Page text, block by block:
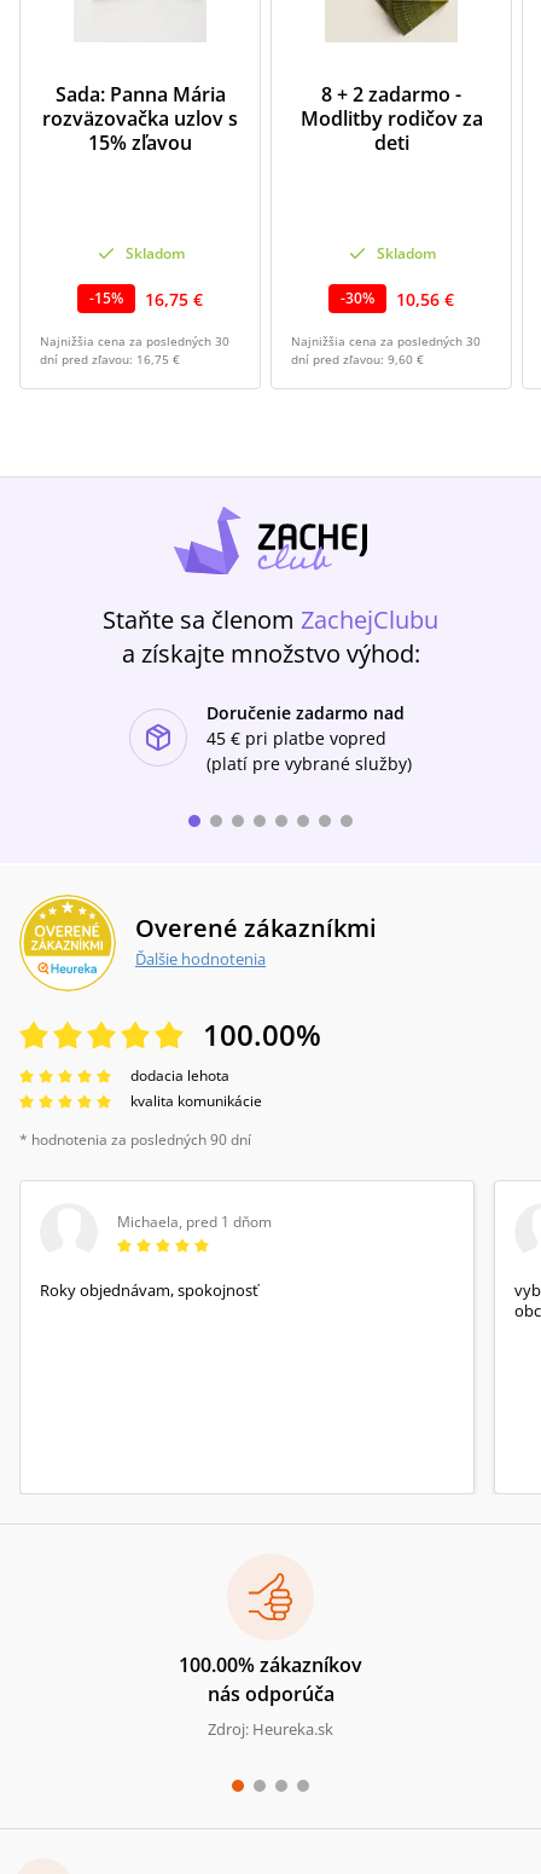
Sada: Panna Mária
rozväzovačka uzlov s
15% zľavou
Skladom
-15% 16,75 €
Najnižšia cena za posledných 30
dní pred zľavou: 16,75 €
8 + 2 zadarmo -
Modlitby rodičov za
deti
Skladom
-30% 10,56 €
Najnižšia cena za posledných 30
dní pred zľavou: 9,60 €
Staňte sa členom ZachejClubu
a získajte množstvo výhod:
Doručenie zadarmo nad
45 € pri platbe vopred
(platí pre vybrané služby)
Overené zákazníkmi
Ďalšie hodnotenia
100.00%
dodacia lehota
kvalita komunikácie
* hodnotenia za posledných 90 dní
Michaela, pred 1 dňom
Roky objednávam, spokojnosť
100.00% zákazníkov
nás odporúča
Zdroj: Heureka.sk